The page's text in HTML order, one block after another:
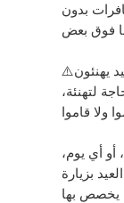
بدون
⚠️ويعتاد بعض الناس الخروج إلى المقابر يوم العيد يهنئون
لتهنئة،
أو أي يوم،
بزيارة